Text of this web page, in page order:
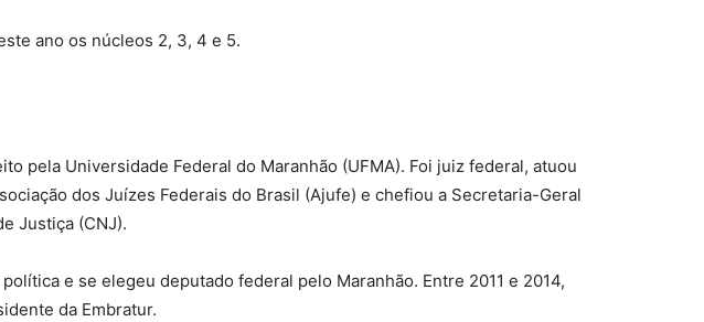
ano os núcleos 2, 3, 4 e 5.
pela Universidade Federal do Maranhão (UFMA). Foi juiz federal, atuou
dos Juízes Federais do Brasil (Ajufe) e chefiou a Secretaria-Geral
Justiça (CNJ).
e se elegeu deputado federal pelo Maranhão. Entre 2011 e 2014,
da Embratur.